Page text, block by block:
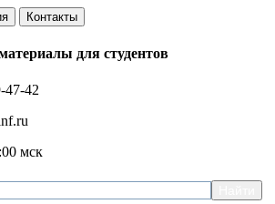
Контакты
для студентов
47-42
мск